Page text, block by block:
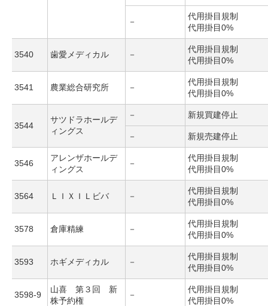
－
代用掛目規制
代用掛目0%
3540 歯愛メディカル －
代用掛目規制
代用掛目0%
3541 農業総合研究所 －
代用掛目規制
代用掛目0%
3544
サツドラホールデ
ィングス
－ 新規買建停止
－ 新規売建停止
3546
アレンザホールデ
ィングス
－
代用掛目規制
代用掛目0%
3564 ＬＩＸＩＬビバ －
代用掛目規制
代用掛目0%
3578 倉庫精練 －
代用掛目規制
代用掛目0%
3593 ホギメディカル －
代用掛目規制
代用掛目0%
3598-9
山喜 第３回 新
株予約権
－
代用掛目規制
代用掛目0%